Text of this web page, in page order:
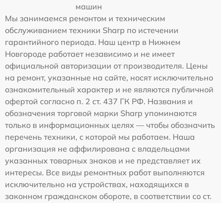
машин
Мы занимаемся ремонтом и техническим
обслуживанием техники Sharp по истечении
гарантийного периода. Наш центр в Нижнем
Новгороде работает независимо и не имеет
официальной авторизации от производителя. Цены
на ремонт, указанные на сайте, носят исключительно
ознакомительный характер и не являются публичной
офертой согласно п. 2 ст. 437 ГК РФ. Названия и
обозначения торговой марки Sharp упоминаются
только в информационных целях — чтобы обозначить
перечень техники, с которой мы работаем. Наша
организация не аффилирована с владельцами
указанных товарных знаков и не представляет их
интересы. Все виды ремонтных работ выполняются
исключительно на устройствах, находящихся в
законном гражданском обороте, в соответствии со ст.